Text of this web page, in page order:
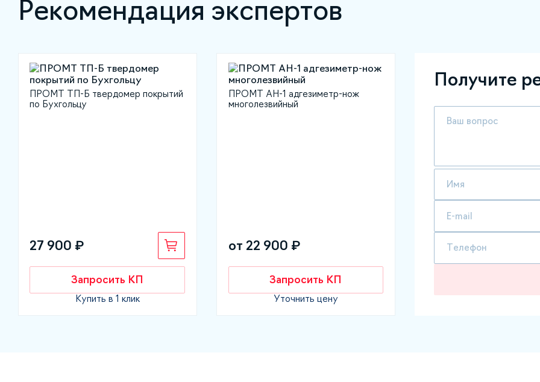
Рекомендация экспертов
ПРОМТ ТП-Б твердомер покрытий
по Бухгольцу
27 900 ₽
Запросить КП
Купить в 1 клик
ПРОМТ АН-1 адгезиметр-нож
многолезвийный
от 22 900 ₽
Запросить КП
Уточнить цену
Получите